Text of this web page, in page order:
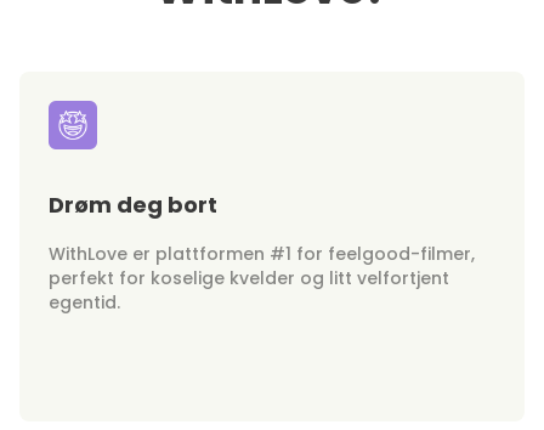
Drøm deg bort
WithLove er plattformen #1 for feelgood-filmer,
perfekt for koselige kvelder og litt velfortjent
egentid.